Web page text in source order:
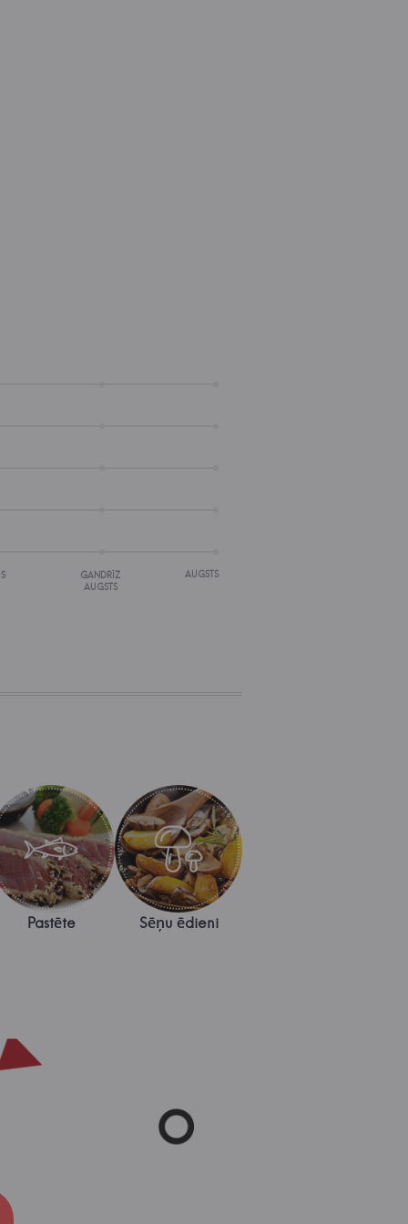
GANDRĪZ
AUGSTS
AUGSTS
Pastēte Sēņu ēdieni